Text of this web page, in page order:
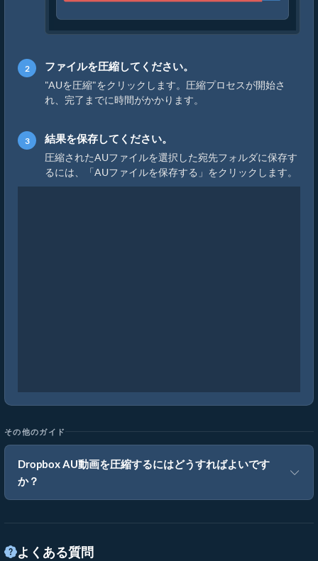
ファイルを圧縮してください。
"AUを圧縮"をクリックします。圧縮プロセスが開始さ
れ、完了までに時間がかかります。
結果を保存してください。
圧縮されたAUファイルを選択した宛先フォルダに保存す
るには、「AUファイルを保存する」をクリックします。
その他のガイド
Dropbox AU動画を圧縮するにはどうすればよいです
か？
よくある質問